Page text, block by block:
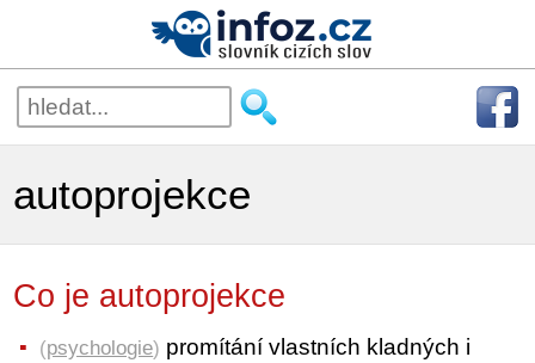
autoprojekce
Co je autoprojekce
(psychologie) promítání vlastních kladných i